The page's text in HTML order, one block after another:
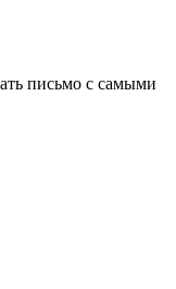
письмо с самыми